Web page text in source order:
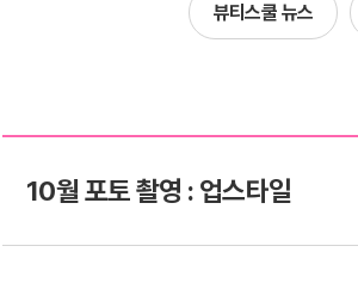
제휴협력사
뷰티스쿨 뉴스
10월 포토 촬영 : 업스타일